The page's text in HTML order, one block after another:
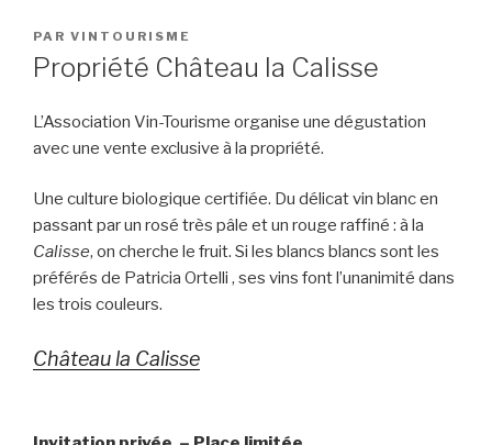
PUBLIÉ
LE
PAR VINTOURISME
Propriété Château la Calisse
L’Association Vin-Tourisme organise une dégustation
avec une vente exclusive à la propriété.
Une culture biologique certifiée. Du délicat vin blanc en
passant par un rosé très pâle et un rouge raffiné : à la
Calisse, on cherche le fruit. Si les blancs blancs sont les
préférés de Patricia Ortelli , ses vins font l’unanimité dans
les trois couleurs.
Château la Calisse